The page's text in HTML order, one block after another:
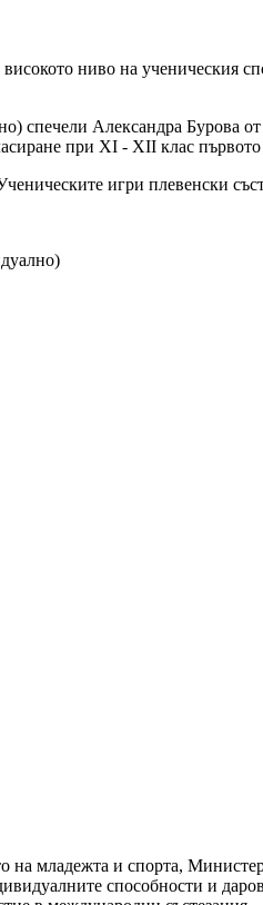
ниво на ученическия
спечели Александра Бурова
при XI - XII клас
игри плевенски
младежта и спорта,
способности и